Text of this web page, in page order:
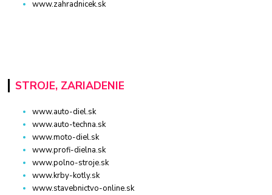
www.zahradnicek.sk
STROJE, ZARIADENIE
www.auto-diel.sk
www.auto-techna.sk
www.moto-diel.sk
www.profi-dielna.sk
www.polno-stroje.sk
www.krby-kotly.sk
www.stavebnictvo-online.sk